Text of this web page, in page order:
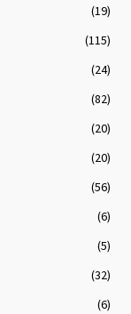
(19)
(115)
(24)
(82)
(20)
(20)
(56)
(6)
(5)
(32)
(6)